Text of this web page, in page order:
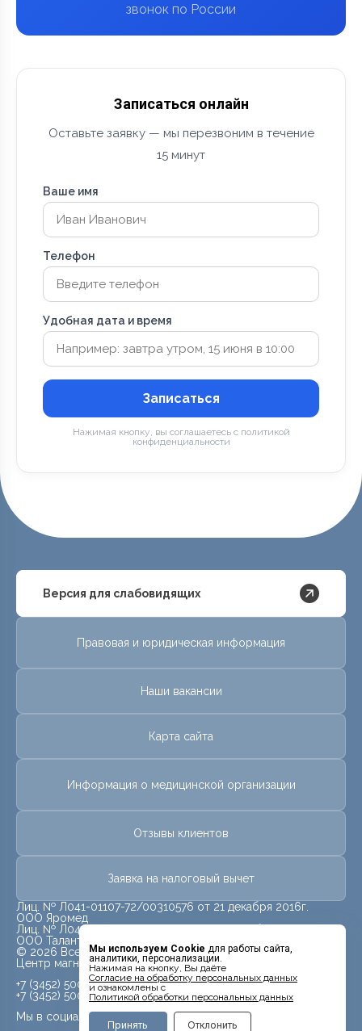
Мы используем Cookie для работы сайта,
аналитики, персонализации.
Нажимая на кнопку, Вы даёте
Cогласие на обработку персональных данных
и ознакомлены с
Политикой обработки персональных данных
Принять Отклонить
звонок по России
Записаться онлайн
Оставьте заявку — мы перезвоним в течение
15 минут
Ваше имя
Телефон
Удобная дата и время
Записаться
Нажимая кнопку, вы соглашаетесь с политикой
конфиденциальности
Версия для слабовидящих
Правовая и юридическая информация
Наши вакансии
Карта сайта
Информация о медицинской организации
Отзывы клиентов
Заявка на налоговый вычет
Лиц. № Л041-01107-72/00310576 от 21 декабря 2016г.
ООО Яромед
Лиц. № Л041-01107-72/00623073 от 31 октября 2022г.
ООО Талант
© 2026 Все права защищены.
Центр магнитно-резонансной томографии «МРТ Лидер»
Мы в социальных сетях
+7 (3452) 500-914
+7 (3452) 500-944